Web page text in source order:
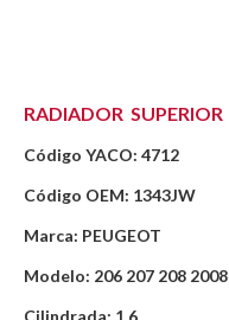
RADIADOR SUPERIOR
Código YACO: 4712
Código OEM: 1343JW
Marca: PEUGEOT
Modelo: 206 207 208 2008
Cilindrada: 1.6